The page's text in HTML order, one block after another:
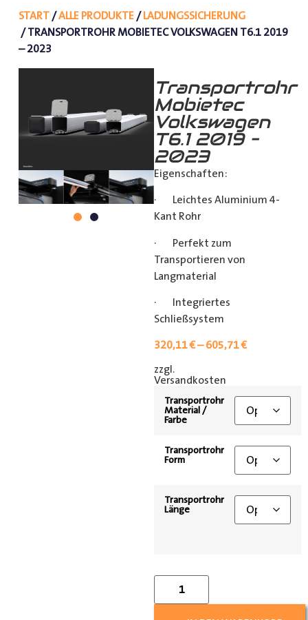
START/ALLE PRODUKTE/LADUNGSSICHERUNG
/ TRANSPORTROHR MOBIETEC VOLKSWAGEN T6.1 2019
– 2023
Transportrohr
Mobietec
Volkswagen
T6.1 2019 –
2023
Eigenschaften:
· Leichtes Aluminium 4-
Kant Rohr
· Perfekt zum
Transportieren von
Langmaterial
· Integriertes
Schließsystem
320,11€–605,71€
zzgl.
Versandkosten
Transportrohr
Material /
Farbe
Transportrohr
Form
Transportrohr
Länge